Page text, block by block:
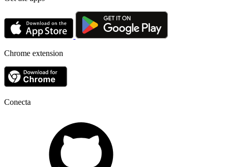
Chrome extension
Conecta